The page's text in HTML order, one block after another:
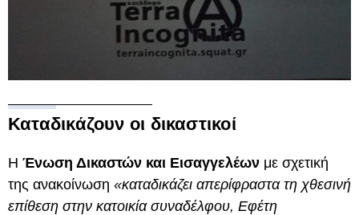
Καταδικάζουν οι δικαστικοί
Η Ένωση Δικαστών και Εισαγγελέων με σχετική
της ανακοίνωση «καταδικάζει απερίφραστα τη χθεσινή
επίθεση στην κατοικία συναδέλφου, Εφέτη